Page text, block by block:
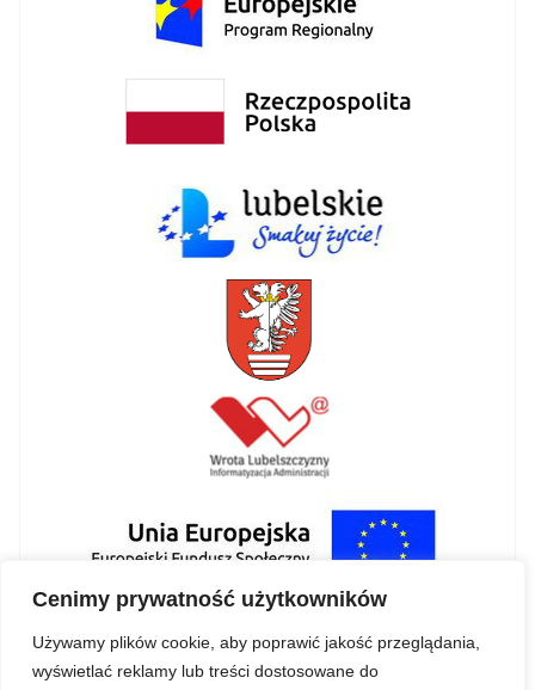
Cenimy prywatność użytkowników
Używamy plików cookie, aby poprawić jakość przeglądania,
wyświetlać reklamy lub treści dostosowane do